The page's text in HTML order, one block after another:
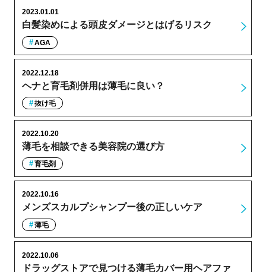
白髪染めによる頭皮ダメージとはげるリスク
2023.01.01
AGA
ヘナと育毛剤併用は薄毛に良い？
2022.12.18
抜け毛
薄毛を相談できる美容院の選び方
2022.10.20
育毛剤
メンズスカルプシャンプー後の正しいケア
2022.10.16
薄毛
ドラッグストアで見つける薄毛カバー用ヘアファ
2022.10.06